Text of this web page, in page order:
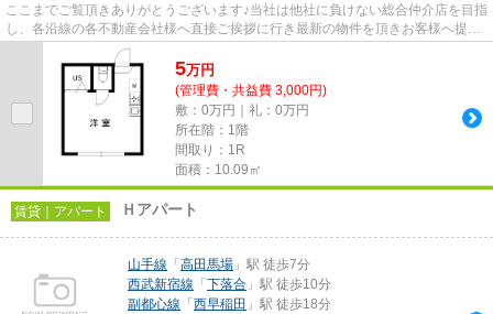
ここまでご覧頂きありがとうございます♪当社は他社に負けない総合仲介店を目指
し、各沿線の各不動産会社様へ直接ご挨拶に行き最新の物件を頂きお客様へ提供
しております！最新の情報は...
5万円
(管理費・共益費 3,000円)
敷：0万円｜礼：0万円
所在階：1階
間取り：1R
面積：10.09㎡
賃貸｜アパート Ｈアパート
山手線 「 高田馬場 」駅 徒歩7分
西武新宿線 「 下落合 」駅 徒歩10分
副都心線 「 西早稲田 」駅 徒歩18分